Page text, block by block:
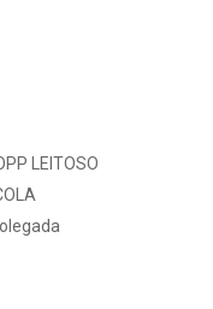
LEITOSO